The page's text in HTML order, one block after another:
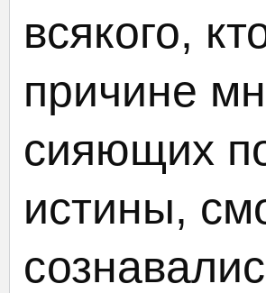
всякого,
причине
сияющих
истины,